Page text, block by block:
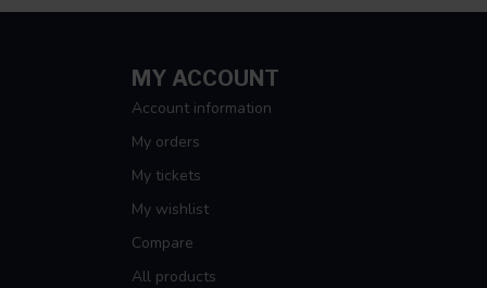
MY ACCOUNT
Account information
My orders
My tickets
My wishlist
Compare
All products